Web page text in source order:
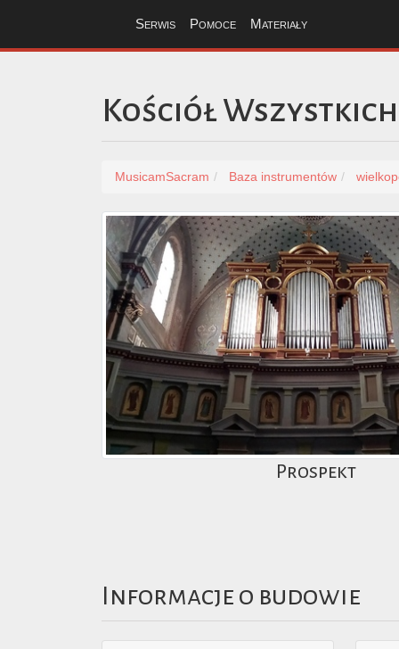
Serwis Pomoce Materiały
Kościół
MusicamSacram Baza instrumentów
Prospekt
Informacje o budowie